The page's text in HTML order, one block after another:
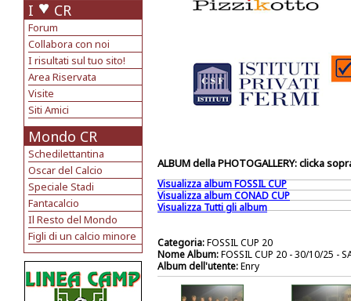
I CR
Forum
Collabora con noi
I risultati sul tuo sito!
Area Riservata
Visite
Siti Amici
Mondo CR
Schedilettantina
Oscar del Calcio
Speciale Stadi
Fantacalcio
Il Resto del Mondo
Figli di un calcio minore
ALBUM della PHOTOGALLERY: clicka
Visualizza album FOSSIL CUP
Visualizza album CONAD CUP
Visualizza Tutti gli album
Categoria:FOSSIL CUP 20
Nome Album:FOSSIL CUP 20 - 30/10/25 -
Album dell'utente:Enry